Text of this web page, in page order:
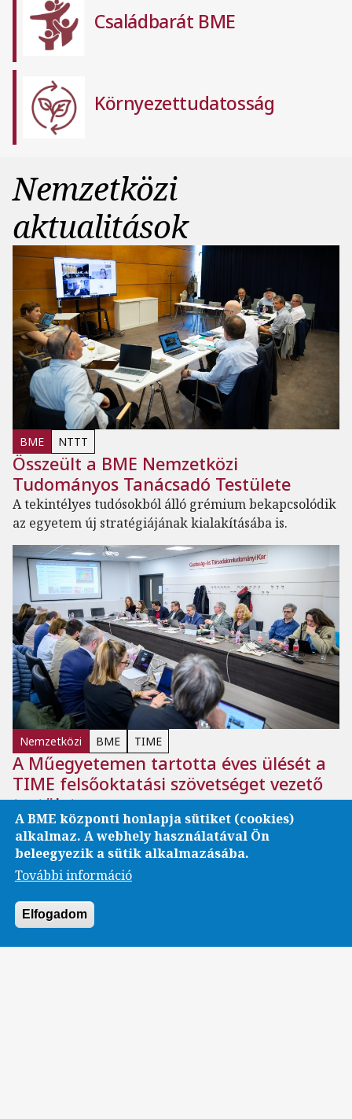
Családbarát BME
Környezettudatosság
Nemzetközi
aktualitások
BME NTTT
Összeült a BME Nemzetközi
Tudományos Tanácsadó Testülete
A tekintélyes tudósokból álló grémium bekapcsolódik
az egyetem új stratégiájának kialakításába is.
Nemzetközi BME TIME
A Műegyetemen tartotta éves ülését a
TIME felsőoktatási szövetséget vezető
testület
A határokon átnyúló kettős képzések megvalósítása a
szervezet egyik fő célja.
A BME központi honlapja sütiket (cookies)
alkalmaz. A webhely használatával Ön
beleegyezik a sütik alkalmazásába.
További információ
Elfogadom